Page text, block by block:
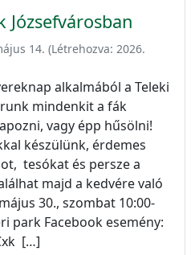
Józsefvárosban
14. (Létrehozva: 2026.
alkalmából a Teleki
mindenkit a fák
vagy épp hűsölni!
készülünk, érdemes
tesókat és persze a
majd a kedvére való
30., szombat 10:00-
park Facebook esemény:
[…]